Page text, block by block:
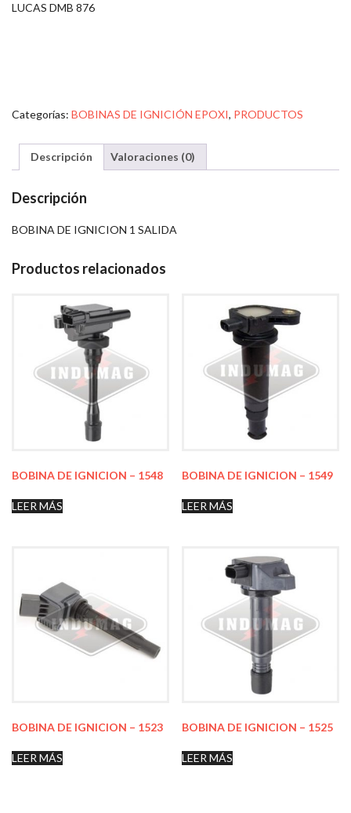
LUCAS DMB 876
Categorías: BOBINAS DE IGNICIÓN EPOXI, PRODUCTOS
Descripción Valoraciones (0)
Descripción
BOBINA DE IGNICION 1 SALIDA
Productos relacionados
BOBINA DE IGNICION – 1548
LEER MÁS
BOBINA DE IGNICION – 1549
LEER MÁS
BOBINA DE IGNICION – 1523
LEER MÁS
BOBINA DE IGNICION – 1525
LEER MÁS